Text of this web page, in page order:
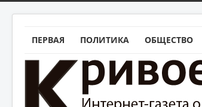
ПЕРВАЯ ПОЛИТИКА ОБЩЕСТВО